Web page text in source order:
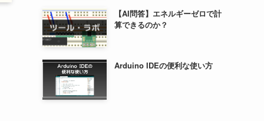
【AI問答】エネルギーゼロで計
算できるのか？
Arduino IDEの便利な使い方